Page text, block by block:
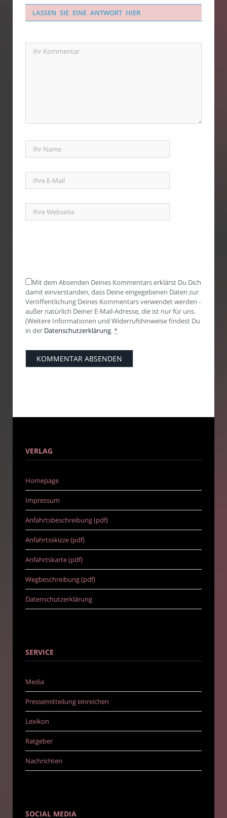
LASSEN SIE EINE ANTWORT HIER
Mit dem Absenden Deines Kommentars erklärst Du Dich
damit einverstanden, dass Deine eingegebenen Daten zur
Veröffentlichung Deines Kommentars verwendet werden -
außer natürlich Deiner E-Mail-Adresse, die ist nur für uns.
(Weitere Informationen und Widerrufshinweise findest Du
in der Datenschutzerklärung.*
VERLAG
Homepage
Impressum
Anfahrtsbeschreibung (pdf)
Anfahrtsskizze (pdf)
Anfahrtskarte (pdf)
Wegbeschreibung (pdf)
Datenschutzerklärung
SERVICE
Media
Pressemitteilung einreichen
Lexikon
Ratgeber
Nachrichten
SOCIAL MEDIA